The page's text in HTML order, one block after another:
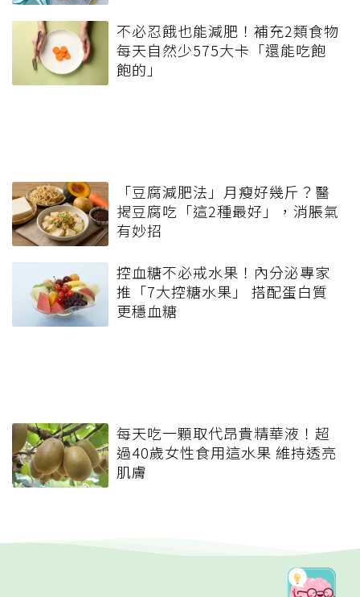
不必忍餓也能減肥！補充2類食物
每天自然少575大卡「還能吃飽
飽的」
「豆腐減肥法」月瘦好幾斤？醫
揭豆腐吃「這2種最好」，消脹氣
有妙招
控血糖不必戒水果！內分泌專家
推「7大控糖水果」 搭配蛋白質
更穩血糖
每天吃一顆取代昂貴精華液！超
過40歲女性食用這水果 維持透亮
肌膚